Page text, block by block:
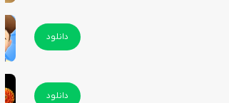
دانلود
دانلود